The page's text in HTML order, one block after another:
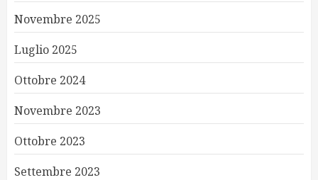
Novembre 2025
Luglio 2025
Ottobre 2024
Novembre 2023
Ottobre 2023
Settembre 2023